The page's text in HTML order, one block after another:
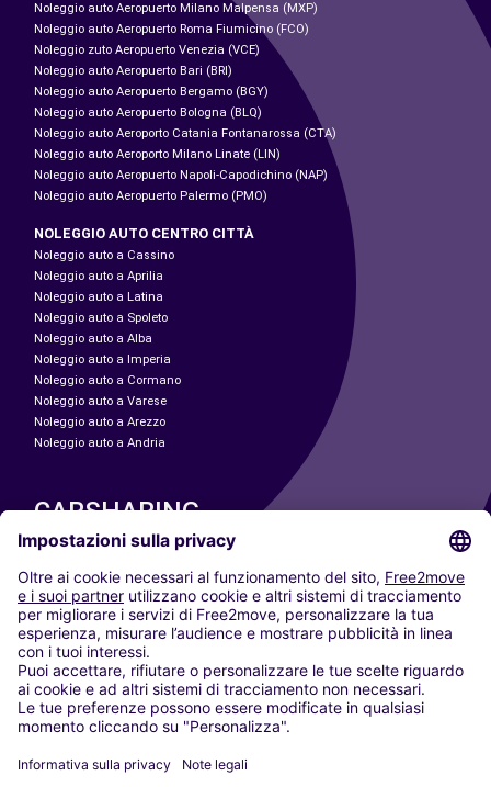
Noleggio auto Aeropuerto Milano Malpensa (MXP)
Noleggio auto Aeropuerto Roma Fiumicino (FCO)
Noleggio zuto Aeropuerto Venezia (VCE)
Noleggio auto Aeropuerto Bari (BRI)
Noleggio auto Aeropuerto Bergamo (BGY)
Noleggio auto Aeropuerto Bologna (BLQ)
Noleggio auto Aeroporto Catania Fontanarossa (CTA)
Noleggio auto Aeroporto Milano Linate (LIN)
Noleggio auto Aeropuerto Napoli-Capodichino (NAP)
Noleggio auto Aeropuerto Palermo (PMO)
NOLEGGIO AUTO CENTRO CITTÀ
Noleggio auto a Cassino
Noleggio auto a Aprilia
Noleggio auto a Latina
Noleggio auto a Spoleto
Noleggio auto a Alba
Noleggio auto a Imperia
Noleggio auto a Cormano
Noleggio auto a Varese
Noleggio auto a Arezzo
Noleggio auto a Andria
CARSHARING
LE NOSTRE CITTÀ
Paris
Madrid
Washington DC
Milano
Roma
Torino
Vienna
Berlino
Düsseldorf